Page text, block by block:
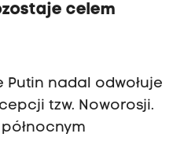
celem
Putin nadal odwołuje
tzw. Noworosji.